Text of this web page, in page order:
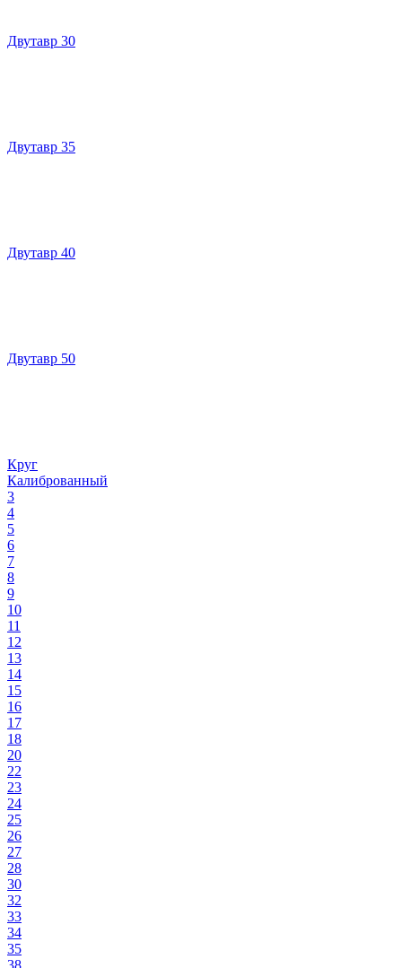
Двутавр 30
Двутавр 35
Двутавр 40
Двутавр 50
Круг
Калиброванный
3
4
5
6
7
8
9
10
11
12
13
14
15
16
17
18
20
22
23
24
25
26
27
28
30
32
33
34
35
38